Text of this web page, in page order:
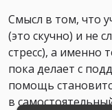
Смысл в том, что
(это скучно) и не
стресс), а именно
пока делает с
помощь
в